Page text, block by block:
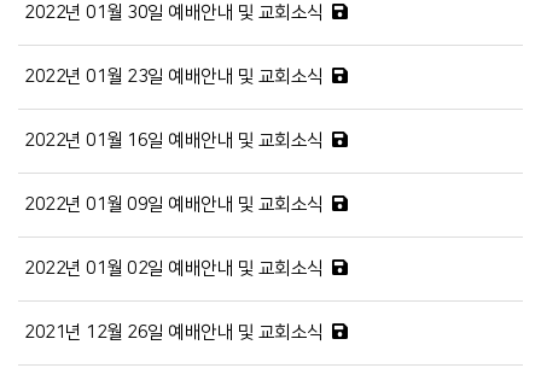
2022년 01월 30일 예배안내 및 교회소식
2022년 01월 23일 예배안내 및 교회소식
2022년 01월 16일 예배안내 및 교회소식
2022년 01월 09일 예배안내 및 교회소식
2022년 01월 02일 예배안내 및 교회소식
2021년 12월 26일 예배안내 및 교회소식